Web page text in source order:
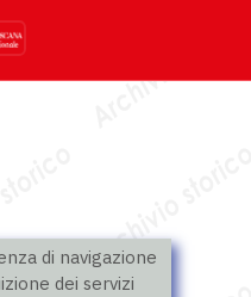
di navigazione
dei servizi